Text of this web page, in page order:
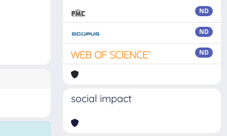
ND
ND
ND
social impact